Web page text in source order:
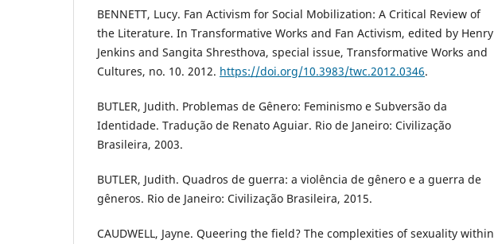
BENNETT, Lucy. Fan Activism for Social Mobilization: A Critical Review of
the Literature. In Transformative Works and Fan Activism, edited by Henry
Jenkins and Sangita Shresthova, special issue, Transformative Works and
Cultures, no. 10. 2012. https://doi.org/10.3983/twc.2012.0346.
BUTLER, Judith. Problemas de Gênero: Feminismo e Subversão da
Identidade. Tradução de Renato Aguiar. Rio de Janeiro: Civilização
Brasileira, 2003.
BUTLER, Judith. Quadros de guerra: a violência de gênero e a guerra de
gêneros. Rio de Janeiro: Civilização Brasileira, 2015.
CAUDWELL, Jayne. Queering the field? The complexities of sexuality within